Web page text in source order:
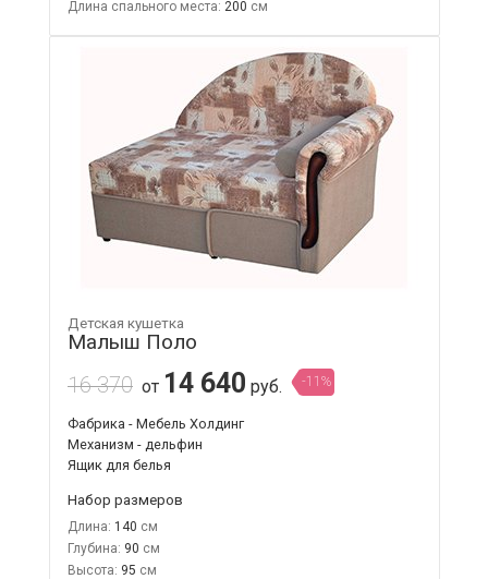
Длина спального места: 200
Детская кушетка
Малыш Поло
16 370 от 14 640 руб. -11%
Фабрика - Мебель Холдинг
Механизм - дельфин
Ящик для белья
Набор размеров
Длина: 140
Глубина: 90
Высота: 95